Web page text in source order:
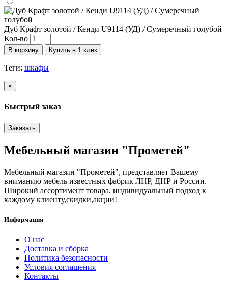
Дуб Крафт золотой / Кенди U9114 (УД) / Сумеречный голубой
Кол-во
В корзину Купить в 1 клик
Теги: шкафы
×
Быстрый заказ
Заказать
Мебельный магазин "Прометей"
Мебельный магазин "Прометей", представляет Вашему
вниманию мебель известных фабрик ЛНР, ДНР и России.
Широкий ассортимент товара, индивидуальный подход к
каждому клиенту,скидки,акции!
Информация
О нас
Доставка и сборка
Политика безопасности
Условия соглашения
Контакты